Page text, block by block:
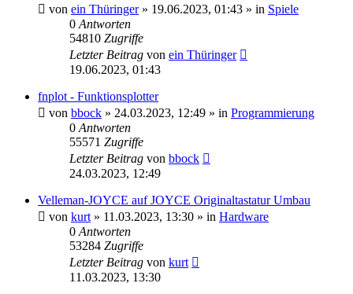
von ein Thüringer» 19.06.2023, 01:43 » in Spiele
0 Antworten
54810 Zugriffe
Letzter Beitrag von ein Thüringer
19.06.2023, 01:43
fnplot - Funktionsplotter
von bbock » 24.03.2023, 12:49 » in Programmierung
0 Antworten
55571 Zugriffe
Letzter Beitrag von bbock
24.03.2023, 12:49
Velleman-JOYCE auf JOYCE Originaltastatur Umbau
von kurt » 11.03.2023, 13:30 » in Hardware
0 Antworten
53284 Zugriffe
Letzter Beitrag von kurt
11.03.2023, 13:30